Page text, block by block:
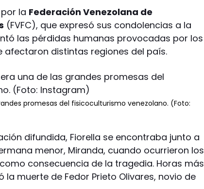
la Federación Venezolana de
(FVFC), que expresó sus condolencias a la
las pérdidas humanas provocadas por los
afectaron distintas regiones del país.
promesas del fisicoculturismo venezolano. (Foto:
difundida, Fiorella se encontraba junto a
menor, Miranda, cuando ocurrieron los
consecuencia de la tragedia. Horas más
muerte de Fedor Prieto Olivares, novio de